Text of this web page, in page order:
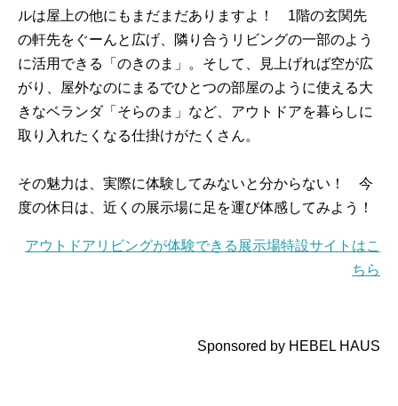
ルは屋上の他にもまだまだありますよ！ 1階の玄関先
の軒先をぐーんと広げ、隣り合うリビングの一部のよう
に活用できる「のきのま」。そして、見上げれば空が広
がり、屋外なのにまるでひとつの部屋のように使える大
きなベランダ「そらのま」など、アウトドアを暮らしに
取り入れたくなる仕掛けがたくさん。
その魅力は、実際に体験してみないと分からない！ 今
度の休日は、近くの展示場に足を運び体感してみよう！
アウトドアリビングが体験できる展示場特設サイトはこ
ちら
Sponsored by HEBEL HAUS